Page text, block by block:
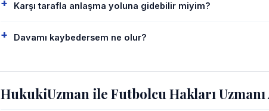
Karşı tarafla anlaşma yoluna gidebilir miyim?
Davamı kaybedersem ne olur?
HukukiUzman ile Futbolcu Hakları Uzmanı